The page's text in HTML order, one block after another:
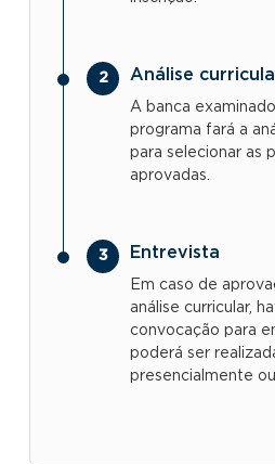
Análise
A banca
programa fará a
para selecionar as
aprovadas.
Entrevista
Em caso de
análise curricular,
convocação para
poderá ser
presencialmente ou